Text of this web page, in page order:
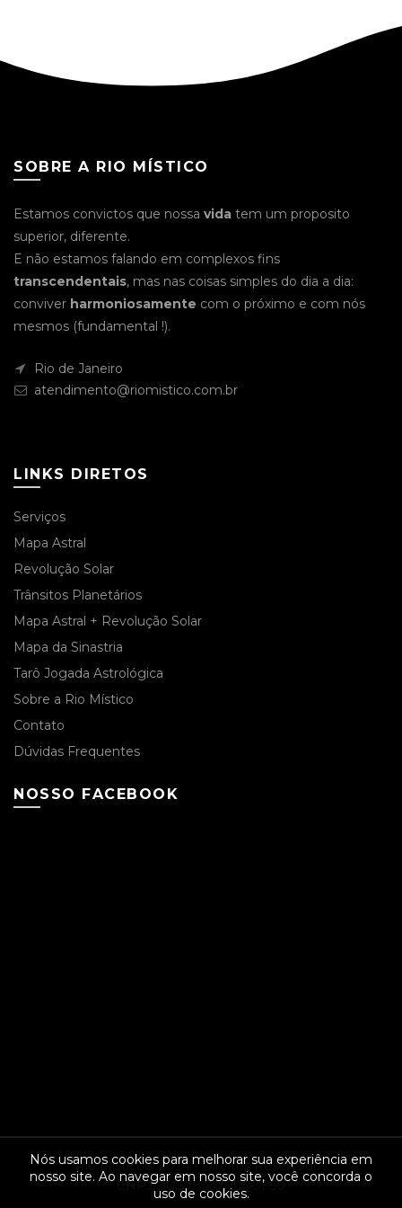
SOBRE A RIO MÍSTICO
Estamos convictos que nossa vida tem um proposito
superior, diferente.
E não estamos falando em complexos fins
transcendentais, mas nas coisas simples do dia a dia:
conviver harmoniosamente com o próximo e com nós
mesmos (fundamental !).
Rio de Janeiro
atendimento@riomistico.com.br
LINKS DIRETOS
Serviços
Mapa Astral
Revolução Solar
Trânsitos Planetários
Mapa Astral + Revolução Solar
Mapa da Sinastria
Tarô Jogada Astrológica
Sobre a Rio Místico
Contato
Dúvidas Frequentes
NOSSO FACEBOOK
Rio Místico® 2024 - Direitos Reservados
CNPJ: 30.378.907/0001-50
Nós usamos cookies para melhorar sua experiência em
nosso site. Ao navegar em nosso site, você concorda o
uso de cookies.